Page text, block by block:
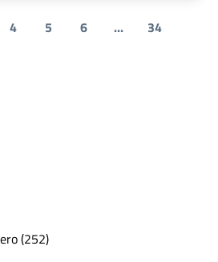
4 5 6 ... 34
(252)